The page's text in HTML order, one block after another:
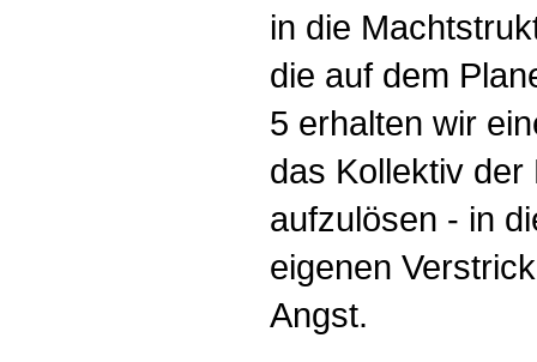
in die
die auf dem
5 erhalten wir
das Kollektiv der
aufzulösen - in
eigenen
Angst.